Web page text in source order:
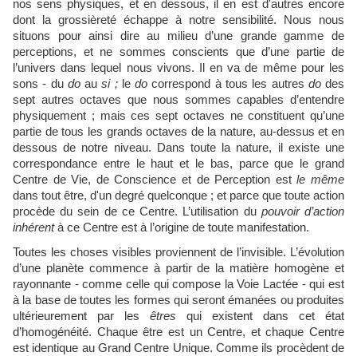
nos sens physiques, et en dessous, il en est d'autres encore
dont la grossièreté échappe à notre sensibilité. Nous nous
situons pour ainsi dire au milieu d’une grande gamme de
perceptions, et ne sommes conscients que d’une partie de
l’univers dans lequel nous vivons. Il en va de même pour les
sons - du doausi ;ledo correspond à tous les autres dodes
sept autres octaves que nous sommes capables d’entendre
physiquement ; mais ces sept octaves ne constituent qu’une
partie de tous les grands octaves de la nature, au-dessus et en
dessous de notre niveau. Dans toute la nature, il existe une
correspondance entre le haut et le bas, parce que le grand
Centre de Vie, de Conscience et de Perception estle même
dans tout être, d'un degré quelconque ; et parce que toute action
procède du sein de ce Centre. L’utilisation du pouvoir d’action
inhérentà ce Centre est à l’origine de toute manifestation.
Toutes les choses visibles proviennent de l’invisible. L’évolution
d’une planète commence à partir de la matière homogène et
rayonnante - comme celle qui compose la Voie Lactée - qui est
à la base de toutes les formes qui seront émanées ou produites
ultérieurement par les êtres qui existent dans cet état
d’homogénéité. Chaque être est un Centre, et chaque Centre
est identique au Grand Centre Unique. Comme ils procèdent de